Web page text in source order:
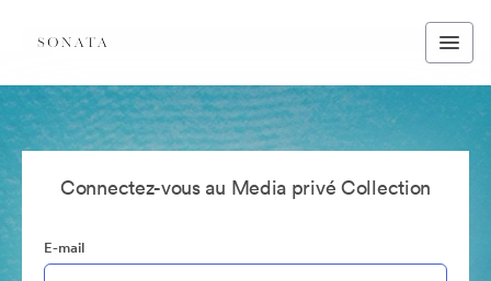
Connectez-vous au Media privé Collection
E-mail